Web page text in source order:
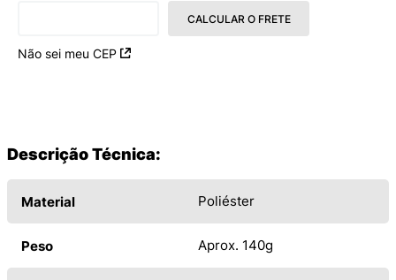
Não sei meu CEP
CALCULAR O FRETE
Descrição Técnica:
Material Poliéster
Peso Aprox. 140g